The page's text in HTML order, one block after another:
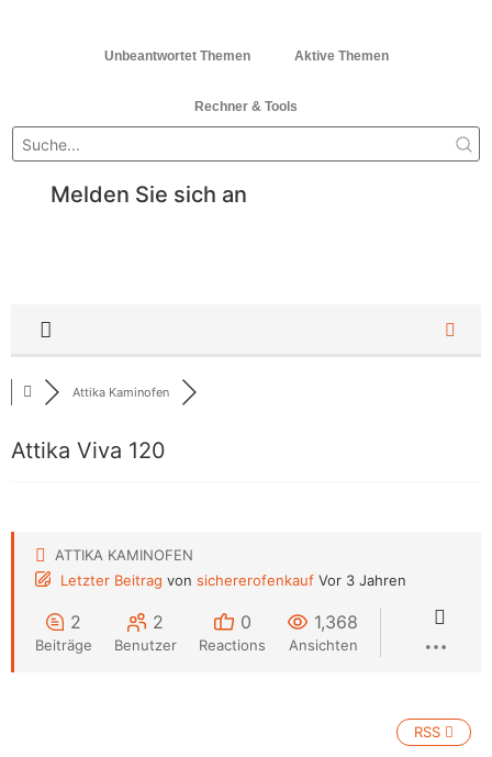
Unbeantwortet Themen Aktive Themen
Rechner & Tools
Melden Sie sich an
Attika Kaminofen
Attika Viva 120
ATTIKA KAMINOFEN
Letzter Beitrag von sichererofenkauf Vor 3 Jahren
2
Beiträge
2
Benutzer
0
Reactions
1,368
Ansichten
RSS